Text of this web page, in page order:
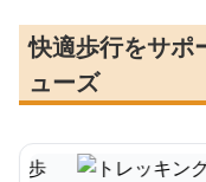
快適歩行をサポ
ューズ